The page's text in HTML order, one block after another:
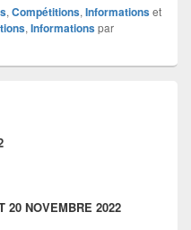
, Compétitions, Informationset
, Informationspar
20 NOVEMBRE 2022